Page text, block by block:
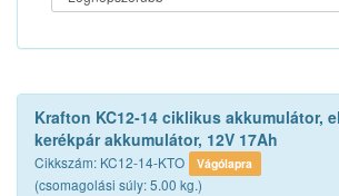
LONG
UPS-POWER
VARTA
Krafton KC12-14 ciklikus akkumulátor,
kerékpár akkumulátor, 12V 17Ah
Cikkszám: KC12-14-KTO Vágólapra
(csomagolási súly: 5.00 kg.)